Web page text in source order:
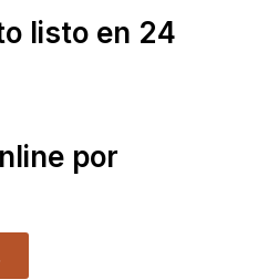
listo en 24
por